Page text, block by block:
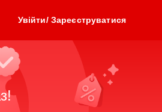
Увійти/ Зареєструватися